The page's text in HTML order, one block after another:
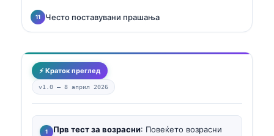
Често поставувани прашања
⚡ Краток преглед
v1.0 — 8 април 2026
Прв тест за возрасни: Повеќето возрасни